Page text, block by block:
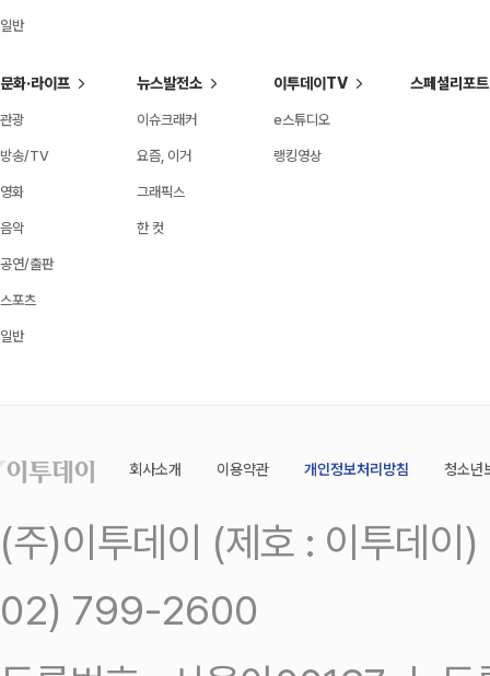
일반
문화·라이프
관광
방송/TV
영화
음악
공연/출판
스포츠
일반
뉴스발전소
이슈크래커
요즘, 이거
그래픽스
한 컷
이투데이TV
e스튜디오
랭킹영상
스페셜리포트
회사소개 이용약관 개인정보처리방침 청소년
(주)이투데이 (제호 : 이투데
02) 799-2600